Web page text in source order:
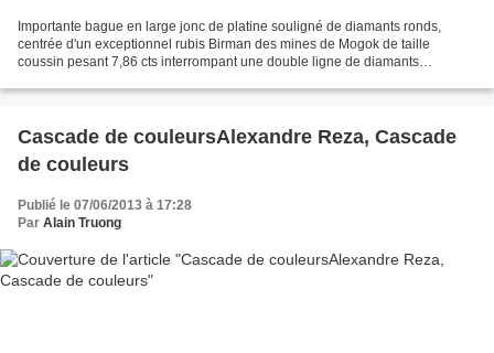
Importante bague en large jonc de platine souligné de diamants ronds,
centrée d'un exceptionnel rubis Birman des mines de Mogok de taille
coussin pesant 7,86 cts interrompant une double ligne de diamants
Cascade de couleursAlexandre Reza, Cascade
de couleurs
Publié le 07/06/2013 à 17:28
Par Alain Truong